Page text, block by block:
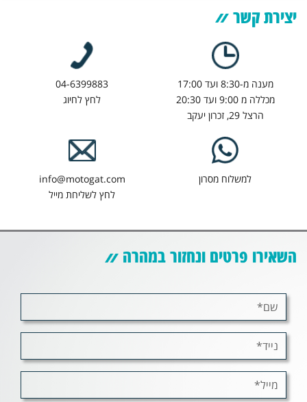
יצירת קשר
מענה מ-8:30 ועד 17:00
מכללה מ 9:00 ועד 20:30
הרצל 29, זכרון יעקב
04-6399883
לחץ לחיוג
למשלוח מסרון
info@motogat.com
לחץ לשליחת מייל
השאירו פרטים ונחזור במהרה